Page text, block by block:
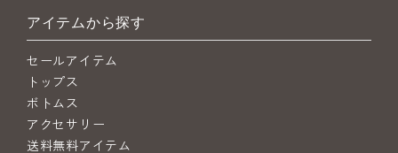
アイテムから探す
セールアイテム
トップス
ボトムス
アクセサリー
送料無料アイテム